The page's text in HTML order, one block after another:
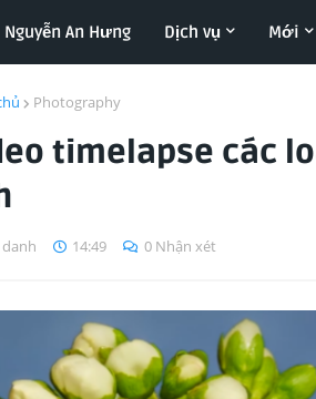
Nguyễn An Hưng Dịch vụ Mới
Photography
timelapse các
danh 14:49 0 Nhận xét